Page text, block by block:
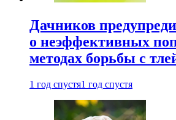
Дачников
о неэффективных
методах борьбы с
1 год спустя1 год спустя